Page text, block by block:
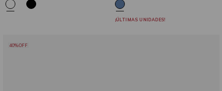
¡ÚLTIMAS UNIDADES!
40%OFF